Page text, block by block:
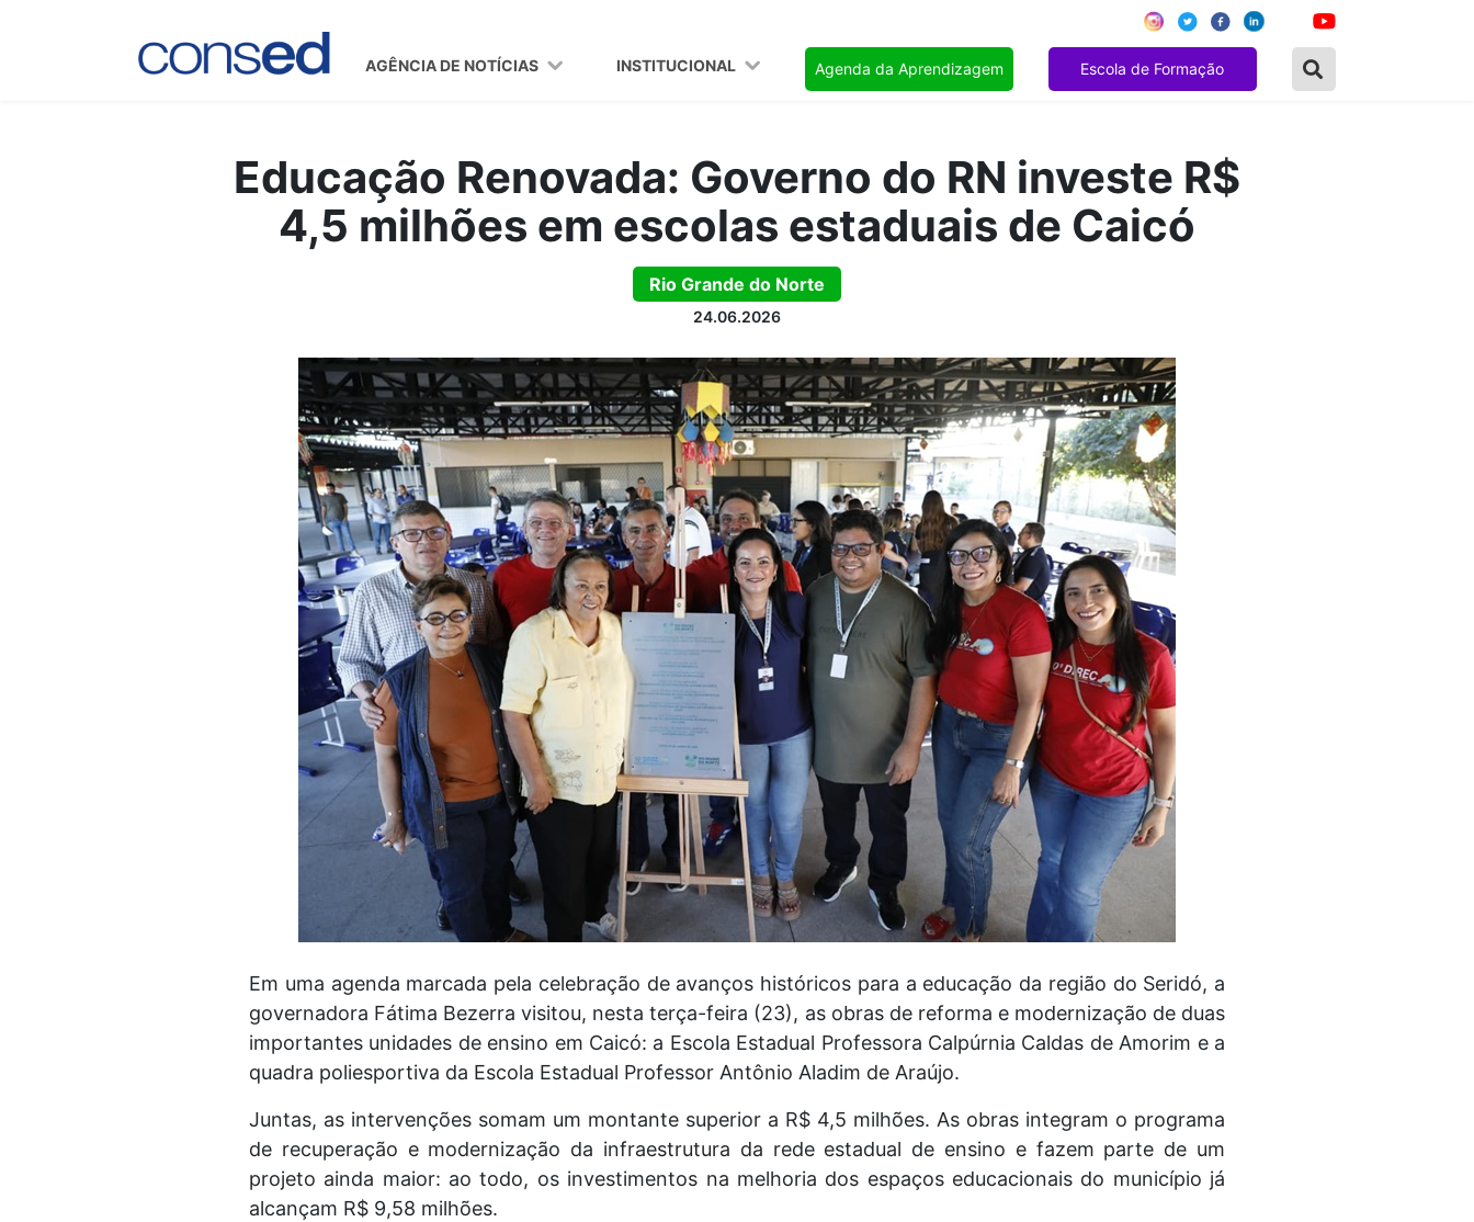
AGÊNCIA DE NOTÍCIAS INSTITUCIONAL Agenda da Aprendizagem Escola de Formação
Educação Renovada: Governo do RN investe R$
4,5 milhões em escolas estaduais de Caicó
Rio Grande do Norte
24.06.2026
Em uma agenda marcada pela celebração de avanços históricos para a educação da região do Seridó, a
governadora Fátima Bezerra visitou, nesta terça-feira (23), as obras de reforma e modernização de duas
importantes unidades de ensino em Caicó: a Escola Estadual Professora Calpúrnia Caldas de Amorim e a
quadra poliesportiva da Escola Estadual Professor Antônio Aladim de Araújo.
Juntas, as intervenções somam um montante superior a R$ 4,5 milhões. As obras integram o programa
de recuperação e modernização da infraestrutura da rede estadual de ensino e fazem parte de um
projeto ainda maior: ao todo, os investimentos na melhoria dos espaços educacionais do município já
alcançam R$ 9,58 milhões.